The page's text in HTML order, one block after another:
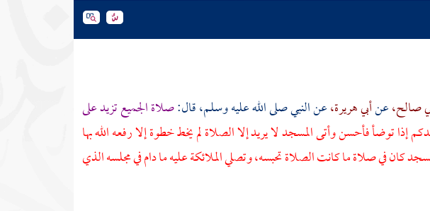
صالح،عنأبي هريرة،عن النبي صلى الله عليه وسلم، قال:صلاة الجميع تزيد على
إذا توضأ فأحسن وأتى المسجد لا يريد إلا الصلاة لم يخط خطوة إلا رفعه الله بها
كان في صلاة ما كانت الصلاة تحبسه، وتصلي الملائكة عليه ما دام في مجلسه الذي